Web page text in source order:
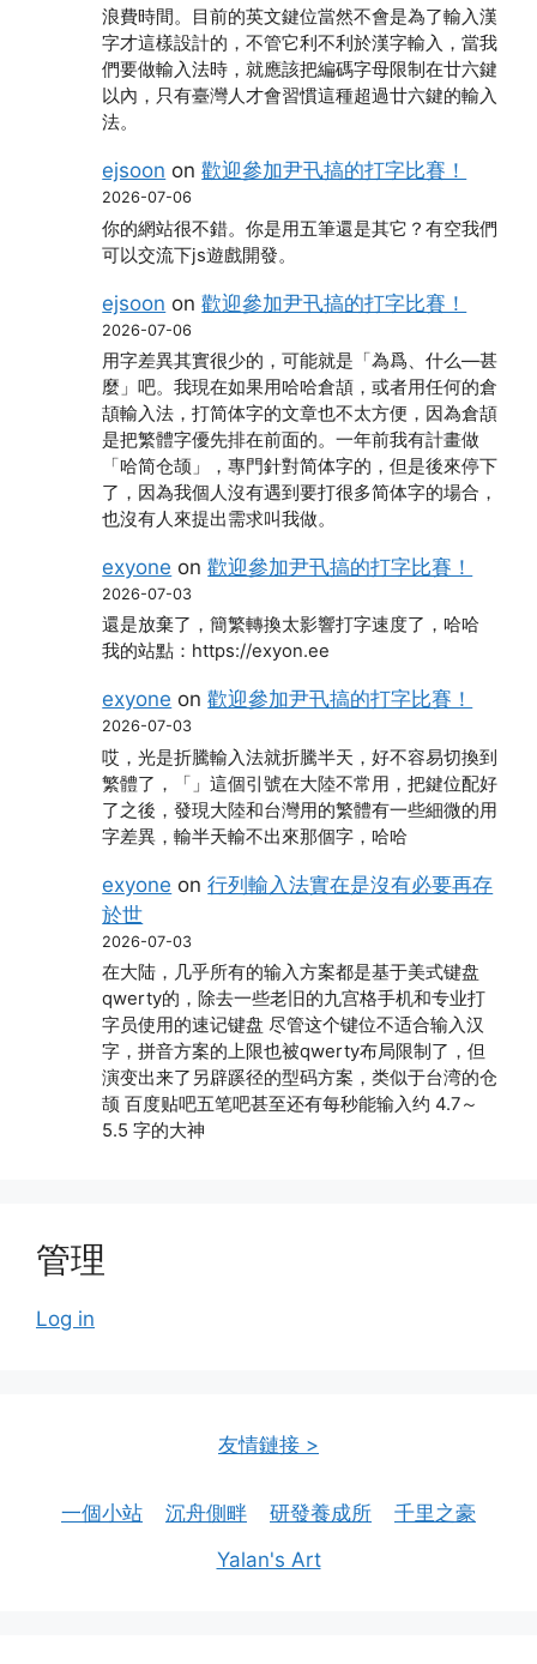
浪費時間。目前的英文鍵位當然不會是為了輸入漢
字才這樣設計的，不管它利不利於漢字輸入，當我
們要做輸入法時，就應該把編碼字母限制在廿六鍵
以內，只有臺灣人才會習慣這種超過廿六鍵的輸入
法。
ejsoon on歡迎參加尹卂搞的打字比賽！
2026-07-06
你的網站很不錯。你是用五筆還是其它？有空我們
可以交流下js遊戲開發。
ejsoon on歡迎參加尹卂搞的打字比賽！
2026-07-06
用字差異其實很少的，可能就是「為爲、什么―甚
麼」吧。我現在如果用哈哈倉頡，或者用任何的倉
頡輸入法，打简体字的文章也不太方便，因為倉頡
是把繁體字優先排在前面的。一年前我有計畫做
「哈简仓颉」，專門針對简体字的，但是後來停下
了，因為我個人沒有遇到要打很多简体字的場合，
也沒有人來提出需求叫我做。
exyone on歡迎參加尹卂搞的打字比賽！
2026-07-03
還是放棄了，簡繁轉換太影響打字速度了，哈哈
我的站點：https://exyon.ee
exyone on歡迎參加尹卂搞的打字比賽！
2026-07-03
哎，光是折騰輸入法就折騰半天，好不容易切換到
繁體了，「」這個引號在大陸不常用，把鍵位配好
了之後，發現大陸和台灣用的繁體有一些細微的用
字差異，輸半天輸不出來那個字，哈哈
exyone on行列輸入法實在是沒有必要再存
於世
2026-07-03
在大陆，几乎所有的输入方案都是基于美式键盘
qwerty的，除去一些老旧的九宫格手机和专业打
字员使用的速记键盘 尽管这个键位不适合输入汉
字，拼音方案的上限也被qwerty布局限制了，但
演变出来了另辟蹊径的型码方案，类似于台湾的仓
颉 百度贴吧五笔吧甚至还有每秒能输入约 4.7～
5.5 字的大神
管理
Log in
友情鏈接 >
一個小站 沉舟側畔 研發養成所
千里之豪
Yalan's Art